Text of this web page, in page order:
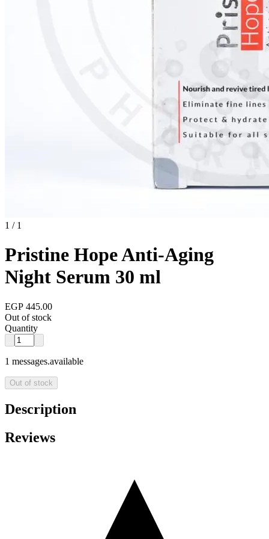
1 / 1
Pristine Hope Anti-Aging
Night Serum 30 ml
EGP 445.00
Out of stock
Quantity
1 messages.available
Out of stock
Description
Reviews